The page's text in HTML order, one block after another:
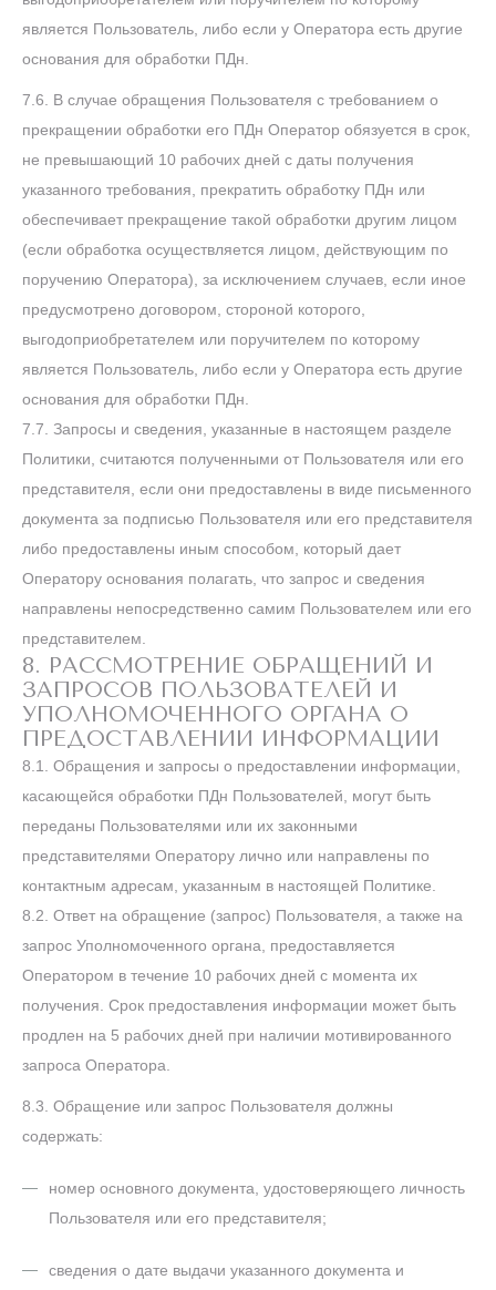
является Пользователь, либо если у Оператора есть другие
основания для обработки ПДн.
7.6. В случае обращения Пользователя с требованием о
прекращении обработки его ПДн Оператор обязуется в срок,
не превышающий 10 рабочих дней с даты получения
указанного требования, прекратить обработку ПДн или
обеспечивает прекращение такой обработки другим лицом
(если обработка осуществляется лицом, действующим по
поручению Оператора), за исключением случаев, если иное
предусмотрено договором, стороной которого,
выгодоприобретателем или поручителем по которому
является Пользователь, либо если у Оператора есть другие
основания для обработки ПДн.
7.7. Запросы и сведения, указанные в настоящем разделе
Политики, считаются полученными от Пользователя или его
представителя, если они предоставлены в виде письменного
документа за подписью Пользователя или его представителя
либо предоставлены иным способом, который дает
Оператору основания полагать, что запрос и сведения
направлены непосредственно самим Пользователем или его
представителем.
8. РАССМОТРЕНИЕ ОБРАЩЕНИЙ И
ЗАПРОСОВ ПОЛЬЗОВАТЕЛЕЙ И
УПОЛНОМОЧЕННОГО ОРГАНА О
ПРЕДОСТАВЛЕНИИ ИНФОРМАЦИИ
8.1. Обращения и запросы о предоставлении информации,
касающейся обработки ПДн Пользователей, могут быть
переданы Пользователями или их законными
представителями Оператору лично или направлены по
контактным адресам, указанным в настоящей Политике.
8.2. Ответ на обращение (запрос) Пользователя, а также на
запрос Уполномоченного органа, предоставляется
Оператором в течение 10 рабочих дней с момента их
получения. Срок предоставления информации может быть
продлен на 5 рабочих дней при наличии мотивированного
запроса Оператора.
8.3. Обращение или запрос Пользователя должны
содержать:
номер основного документа, удостоверяющего личность
Пользователя или его представителя;
сведения о дате выдачи указанного документа и